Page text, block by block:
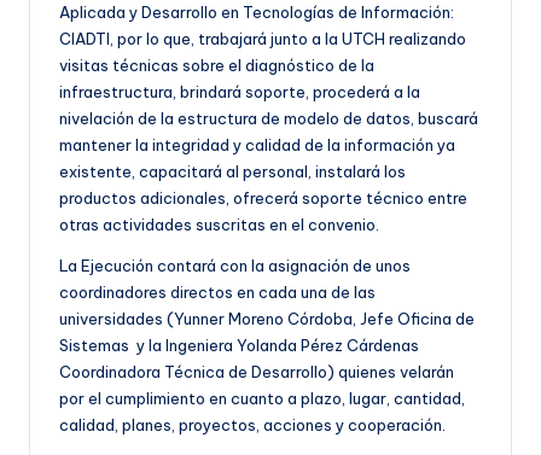
Aplicada y Desarrollo en Tecnologías de Información:
CIADTI, por lo que, trabajará junto a la UTCH realizando
visitas técnicas sobre el diagnóstico de la
infraestructura, brindará soporte, procederá a la
nivelación de la estructura de modelo de datos, buscará
mantener la integridad y calidad de la información ya
existente, capacitará al personal, instalará los
productos adicionales, ofrecerá soporte técnico entre
otras actividades suscritas en el convenio.
La Ejecución contará con la asignación de unos
coordinadores directos en cada una de las
universidades (Yunner Moreno Córdoba, Jefe Oficina de
Sistemas y la Ingeniera Yolanda Pérez Cárdenas
Coordinadora Técnica de Desarrollo) quienes velarán
por el cumplimiento en cuanto a plazo, lugar, cantidad,
calidad, planes, proyectos, acciones y cooperación.